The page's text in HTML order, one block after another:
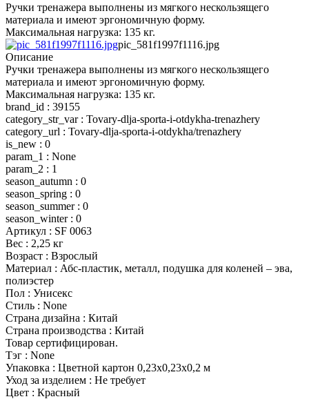
Ручки тренажера выполнены из мягкого нескользящего
материала и имеют эргономичную форму.
Максимальная нагрузка: 135 кг.
pic_581f1997f1116.jpg
Описание
Ручки тренажера выполнены из мягкого нескользящего
материала и имеют эргономичную форму.
Максимальная нагрузка: 135 кг.
brand_id : 39155
category_str_var : Tovary-dlja-sporta-i-otdykha-trenazhery
category_url : Tovary-dlja-sporta-i-otdykha/trenazhery
is_new : 0
param_1 : None
param_2 : 1
season_autumn : 0
season_spring : 0
season_summer : 0
season_winter : 0
Артикул : SF 0063
Вес : 2,25 кг
Возраст : Взрослый
Материал : Абс-пластик, металл, подушка для коленей – эва,
полиэстер
Пол : Унисекс
Стиль : None
Страна дизайна : Китай
Страна производства : Китай
Товар сертифицирован.
Тэг : None
Упаковка : Цветной картон 0,23x0,23x0,2 м
Уход за изделием : Не требует
Цвет : Красный